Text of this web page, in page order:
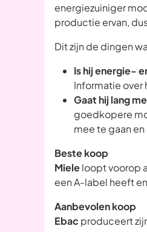
energiezuiniger
productie ervan,
Dit zijn de dingen
Is hij energie-
Informatie over
Gaat hij lang
goedkopere
mee te gaan
Beste koop
Mieleloopt voorop
een A-label heeft
Aanbevolen koop
Ebac produceert